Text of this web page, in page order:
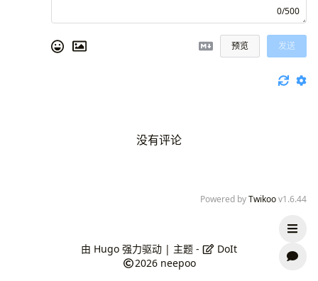
0/500
预览 发送
没有评论
Powered byTwikoov1.6.44
由 Hugo强力驱动 | 主题 -
DoIt
2026 neepoo